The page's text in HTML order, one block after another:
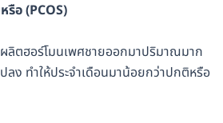
รือ (PCOS)
ลิตฮอร์โมนเพศชายออกมาปริมาณมาก
ลง ทำให้ประจำเดือนมาน้อยกว่าปกติหรือ